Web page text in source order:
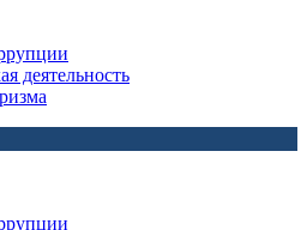
деятельность